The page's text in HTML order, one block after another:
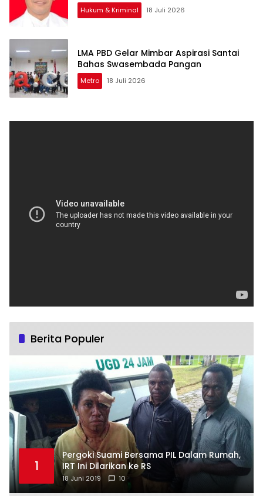
Hukum & Kriminal 18 Juli 2026
LMA PBD Gelar Mimbar Aspirasi Santai
Bahas Swasembada Pangan
Metro 18 Juli 2026
Berita Populer
1
Pergoki Suami Bersama PIL Dalam Rumah,
IRT Ini Dilarikan ke RS
18 Juni 2019 10